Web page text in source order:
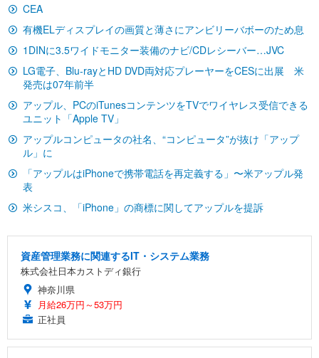
Sezlife オフィスチェア デスクチェア 疲れない テレ
ワーク チェア 強化バックレスト 30度ロッキング機
能 人間工学 椅子 腰サポート 90度跳ね上げ式アーム
レスト 3Dヘッドレスト ハンガー付き 高反発クッシ
ョン PCチェア 通気性メッシュ ゲーミング/勉強/事
務用 おしゃれ パソコンチェア (ブラック)
￥7,680
Sezlife オフィスチェア デスクチェア 疲れない テレ
ワーク チェア 強化バックレスト 30度ロッキング機
レスト 3Dヘッドレスト ハンガー付き 高反発クッシ
務用 おしゃれ パソコンチェア (ホワイト)
ッシュ 通気性 ランバーサポート付き 腰サポート ガ
ス圧無段階昇降 360度回転 キャスター付き コンパク
勤務 ブラック
￥4,139
【純正品】27"ゲーミングモニター DualSense 充電
【整備済み品】Dell E2724HS 27インチ 液晶モニタ
ー フルHD（1920×1080）VA 非光沢 HDMI/DisplayP
応 ComfortView ビジネス向け
HOOTER Gaming Monitor 24” Essential ゲーミン
グモニター QD 24.5インチ 1ms FHD 量子ドット 残
￥34,980
ネオ・ルーライフ ネオ・オムツ L 中型犬用 26枚入
Smart Basic(スマートベーシック) 【Amazon.co.jp
限定】 Smart Basic アイリスオーヤマ ペットシーツ
ュラー 200枚入【Amazon.co.jp限定】
CEA
有機ELディスプレイの画質と薄さにアンビリーバボーのため息
1DINに3.5ワイドモニター装備のナビ/CDレシーバー…JVC
LG電子、Blu-rayとHD DVD両対応プレーヤーをCESに出展 米
発売は07年前半
アップル、PCのiTunesコンテンツをTVでワイヤレス受信できる
ユニット「Apple TV」
アップルコンピュータの社名、“コンピュータ”が抜け「アップ
ル」に
「アップルはiPhoneで携帯電話を再定義する」〜米アップル発
表
米シスコ、「iPhone」の商標に関してアップルを提訴
資産管理業務に関連するIT・システム業務
株式会社日本カストディ銀行
神奈川県
月給26万円～53万円
正社員